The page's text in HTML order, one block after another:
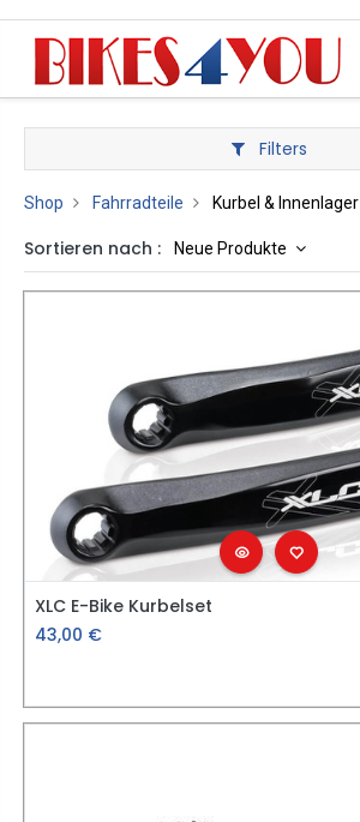
Filters
Shop Fahrradteile Kurbel & Innenlager
Sortieren nach : Neue Produkte
XLC E-Bike Kurbelset
43,00 €